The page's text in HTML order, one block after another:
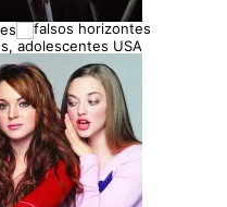
adolescentes USA